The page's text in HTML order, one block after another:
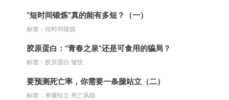
“短时间锻炼”真的能有多短？（一）
标签：短时间锻炼
胶原蛋白：“青春之泉”还是可食用的骗局？
标签：胶原蛋白 皱纹
要预测死亡率，你需要一条腿站立（二）
标签：单腿站立 死亡风险